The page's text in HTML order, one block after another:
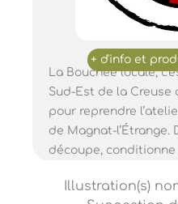
La Bouchée locale,
Sud-Est de la Creuse
pour reprendre
de Magnat-l’Étrange.
découpe,